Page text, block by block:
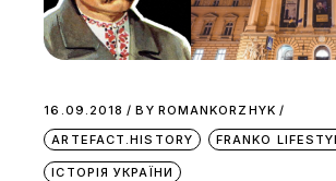
16.09.2018 BY ROMANKORZHYK
ARTEFACT.HISTORY
FRANKO
ІСТОРІЯ УКРАЇНИ